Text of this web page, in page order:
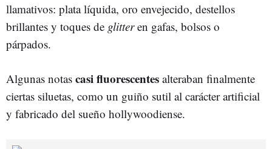
llamativos: plata líquida, oro envejecido, destellos
brillantes y toques de glitteren gafas, bolsos o
párpados.
Algunas notas casi fluorescentes alteraban finalmente
ciertas siluetas, como un guiño sutil al carácter artificial
y fabricado del sueño hollywoodiense.